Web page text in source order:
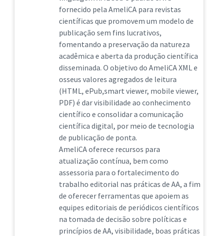
fornecido pela AmeliCA para revistas
científicas que promovem um modelo de
publicação sem fins lucrativos,
fomentando a preservação da natureza
acadêmica e aberta da produção científica
disseminada. O objetivo do AmeliCA XML e
osseus valores agregados de leitura
(HTML, ePub,smart viewer, mobile viewer,
PDF) é dar visibilidade ao conhecimento
científico e consolidar a comunicação
científica digital, por meio de tecnologia
de publicação de ponta.
AmeliCA oferece recursos para
atualização contínua, bem como
assessoria para o fortalecimento do
trabalho editorial nas práticas de AA, a fim
de oferecer ferramentas que apoiem as
equipes editoriais de periódicos científicos
na tomada de decisão sobre políticas e
princípios de AA, visibilidade, boas práticas